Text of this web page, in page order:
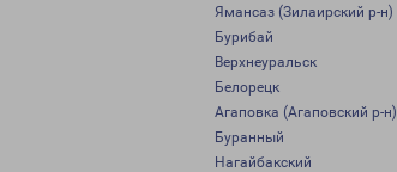
Ямансаз (Зилаирский р-н)
Бурибай
Верхнеуральск
Белорецк
Агаповка (Агаповский р-н)
Буранный
Нагайбакский